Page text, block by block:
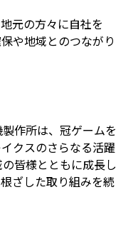
元の方々に自社を
や地域とのつながり
作所は、冠ゲームを
クスのさらなる活躍
皆様とともに成長し
ざした取り組みを続